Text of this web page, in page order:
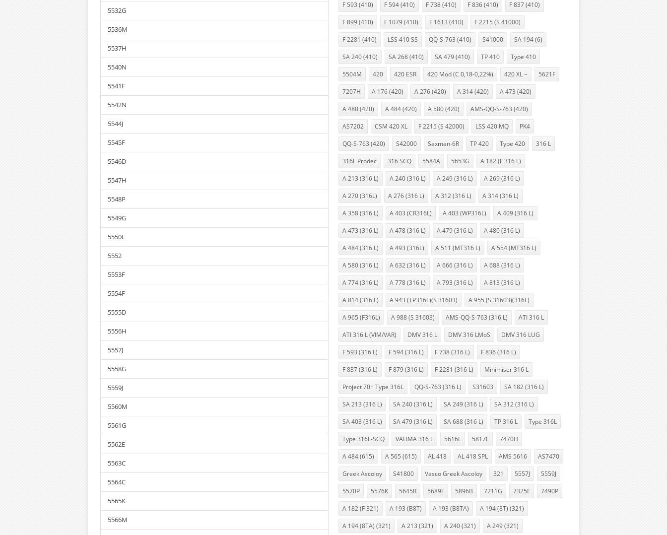
5532G
5536M
5537H
5540N
5541F
5542N
5544J
5545F
5546D
5547H
5548P
5549G
5550E
5552
5553F
5554F
5555D
5556H
5557J
5558G
5559J
5560M
5561G
5562E
5563C
5564C
5565K
5566M
F 593 (410) F 594 (410) F 738 (410) F 836 (410) F 837 (410)
F 899 (410) F 1079 (410) F 1613 (410) F 2215 (S 41000)
F 2281 (410) LSS 410 SS QQ-S-763 (410) S41000 SA 194 (6)
SA 240 (410) SA 268 (410) SA 479 (410) TP 410 Type 410
5504M 420 420 ESR 420 Mod (C 0,18-0,22%) 420 XL ~ 5621F
7207H A 176 (420) A 276 (420) A 314 (420) A 473 (420)
A 480 (420) A 484 (420) A 580 (420) AMS-QQ-S-763 (420)
AS7202 CSM 420 XL F 2215 (S 42000) LSS 420 MQ PK4
QQ-S-763 (420) S42000 Saxman-6R TP 420 Type 420 316 L
316L Prodec 316 SCQ 5584A 5653G A 182 (F 316 L)
A 213 (316 L) A 240 (316 L) A 249 (316 L) A 269 (316 L)
A 270 (316L) A 276 (316 L) A 312 (316 L) A 314 (316 L)
A 358 (316 L) A 403 (CR316L) A 403 (WP316L) A 409 (316 L)
A 473 (316 L) A 478 (316 L) A 479 (316 L) A 480 (316 L)
A 484 (316 L) A 493 (316L) A 511 (MT316 L) A 554 (MT316 L)
A 580 (316 L) A 632 (316 L) A 666 (316 L) A 688 (316 L)
A 774 (316 L) A 778 (316 L) A 793 (316 L) A 813 (316 L)
A 814 (316 L) A 943 (TP316L)(S 31603) A 955 (S 31603)(316L)
A 965 (F316L) A 988 (S 31603) AMS-QQ-S-763 (316 L) ATI 316 L
ATI 316 L (VIM/VAR) DMV 316 L DMV 316 LMoS DMV 316 LUG
F 593 (316 L) F 594 (316 L) F 738 (316 L) F 836 (316 L)
F 837 (316 L) F 879 (316 L) F 2281 (316 L) Minimiser 316 L
Project 70+ Type 316L QQ-S-763 (316 L) S31603 SA 182 (316 L)
SA 213 (316 L) SA 240 (316 L) SA 249 (316 L) SA 312 (316 L)
SA 403 (316 L) SA 479 (316 L) SA 688 (316 L) TP 316 L Type 316L
Type 316L-SCQ VALIMA 316 L 5616L 5817F 7470H
A 484 (615) A 565 (615) AL 418 AL 418 SPL AMS 5616 AS7470
Greek Ascoloy S41800 Vasco Greek Ascoloy 321 5557J 5559J
5570P 5576K 5645R 5689F 5896B 7211G 7325F 7490P
A 182 (F 321) A 193 (B8T) A 193 (B8TA) A 194 (8T) (321)
A 194 (8TA) (321) A 213 (321) A 240 (321) A 249 (321)